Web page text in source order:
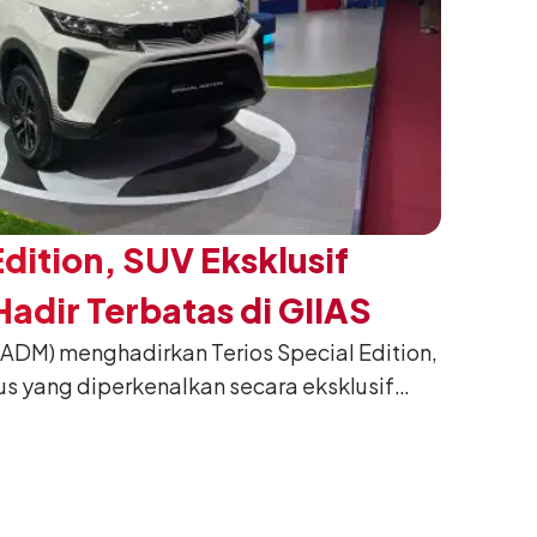
SUV Eksklusif
Terbatas di GIIAS
menghadirkan Terios Special Edition,
yang diperkenalkan secara eksklusif
International Auto Show (GIIAS) 2026
Dikembangkan dari varian Terios 1.5 X